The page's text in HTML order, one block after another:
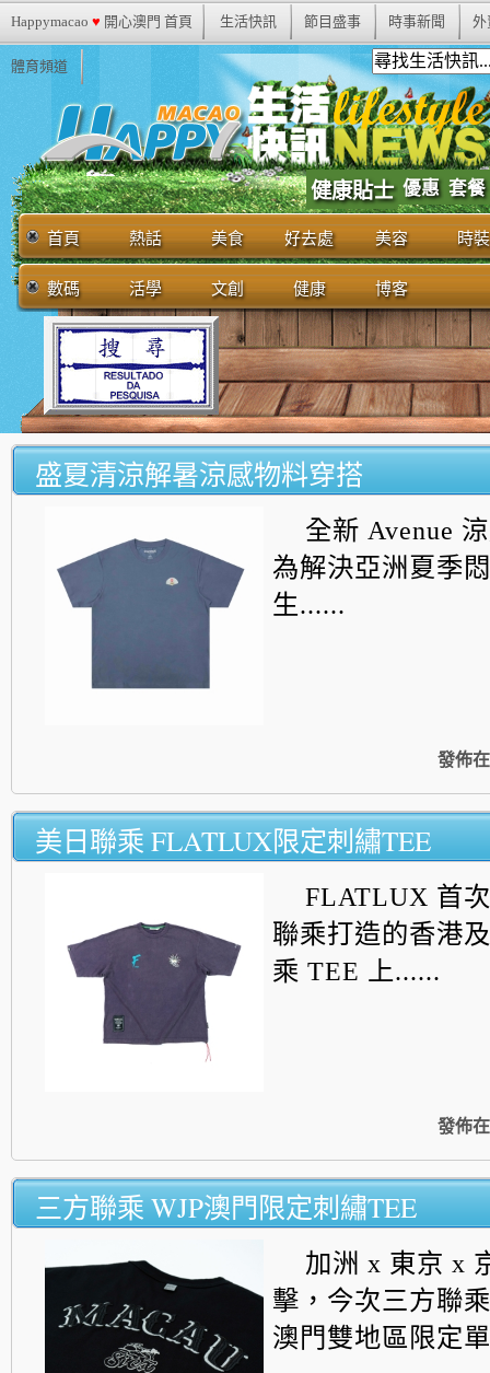
Happymacao ♥ 開心澳門 首頁 生活快訊 節目盛事 時事新聞 外
體育頻道
健康貼士 優惠 套餐
首頁 熱話 美食 好去處 美容 時裝
數碼 活學 文創 健康 博客
盛夏清涼解暑涼感物料穿搭
全新 Avenue
為解決亞洲夏季
生......
發佈在
美日聯乘 FLATLUX限定刺繡TEE
FLATLUX 首
聯乘打造的香港
乘 TEE 上......
發佈在
三方聯乘 WJP澳門限定刺繡TEE
加洲 x 東京 x
擊，今次三方聯
澳門雙地區限定